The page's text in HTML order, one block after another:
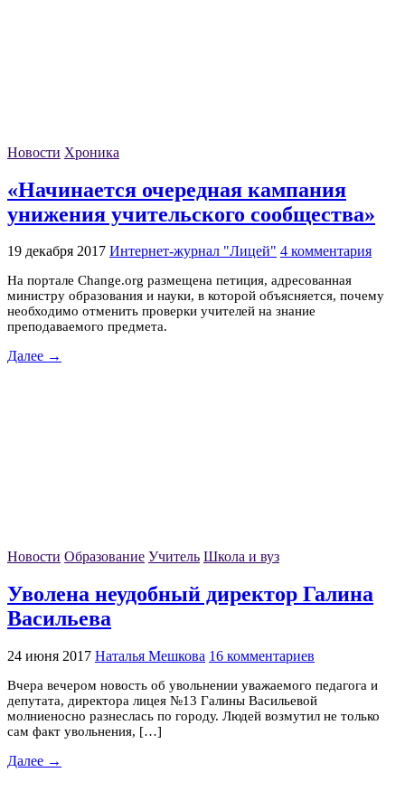
Новости Хроника
«Начинается очередная кампания
унижения учительского сообщества»
19 декабря 2017 Интернет-журнал "Лицей" 4 комментария
На портале Change.org размещена петиция, адресованная
министру образования и науки, в которой объясняется, почему
необходимо отменить проверки учителей на знание
преподаваемого предмета.
Далее →
Новости Образование Учитель Школа и вуз
Уволена неудобный директор Галина
Васильева
24 июня 2017 Наталья Мешкова 16 комментариев
Вчера вечером новость об увольнении уважаемого педагога и
депутата, директора лицея №13 Галины Васильевой
молниеносно разнеслась по городу. Людей возмутил не только
сам факт увольнения, […]
Далее →